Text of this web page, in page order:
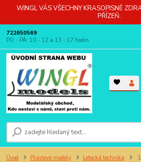
WINGL VÁS VŠECHNY KRASOPISNĚ
PŘÍZEŇ.
722650569
PO - PÁ: 10 - 12 a 13 - 17 hodin
Úvod Plastové modely Letecká technika